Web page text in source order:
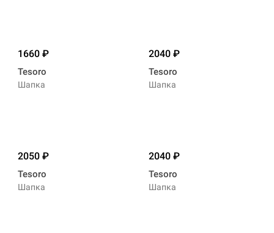
1660
Tesoro
Шапка
2040
Tesoro
Шапка
2050
Tesoro
Шапка
2040
Tesoro
Шапка